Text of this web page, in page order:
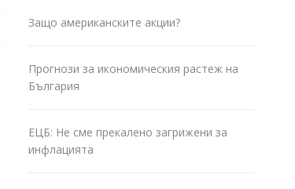
Защо американските акции?
Прогнози за икономическия растеж на
България
ЕЦБ: Не сме прекалено загрижени за
инфлацията